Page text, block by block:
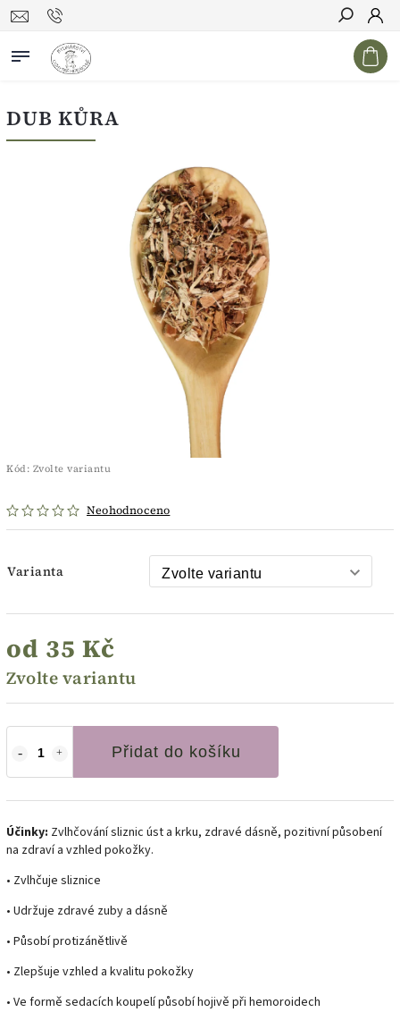
Hledat
DUB KŮRA
Kód: Zvolte variantu
Neohodnoceno
Varianta
od 35 Kč
Zvolte variantu
Přidat do košíku
Účinky: Zvlhčování sliznic úst a krku, zdravé dásně, pozitivní působení
na zdraví a vzhled pokožky.
• Zvlhčuje sliznice
• Udržuje zdravé zuby a dásně
• Působí protizánětlivě
• Zlepšuje vzhled a kvalitu pokožky
• Ve formě sedacích koupelí působí hojivě při hemoroidech